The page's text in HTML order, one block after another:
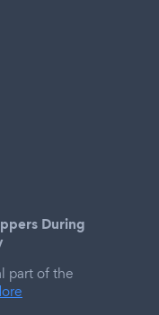
During
part of the